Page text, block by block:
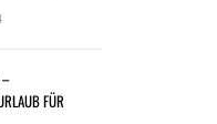
FÜR